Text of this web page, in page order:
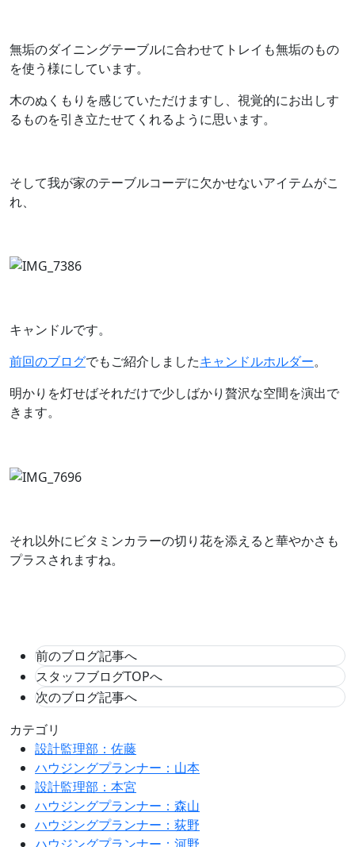
無垢のダイニングテーブルに合わせてトレイも無垢のもの
を使う様にしています。
木のぬくもりを感じていただけますし、視覚的にお出しす
るものを引き立たせてくれるように思います。
そして我が家のテーブルコーデに欠かせないアイテムがこ
れ、
キャンドルです。
前回のブログでもご紹介しましたキャンドルホルダー。
明かりを灯せばそれだけで少しばかり贅沢な空間を演出で
きます。
それ以外にビタミンカラーの切り花を添えると華やかさも
プラスされますね。
前のブログ記事へ
スタッフブログTOPへ
次のブログ記事へ
カテゴリ
設計監理部：佐藤
ハウジングプランナー：山本
設計監理部：本宮
ハウジングプランナー：森山
ハウジングプランナー：荻野